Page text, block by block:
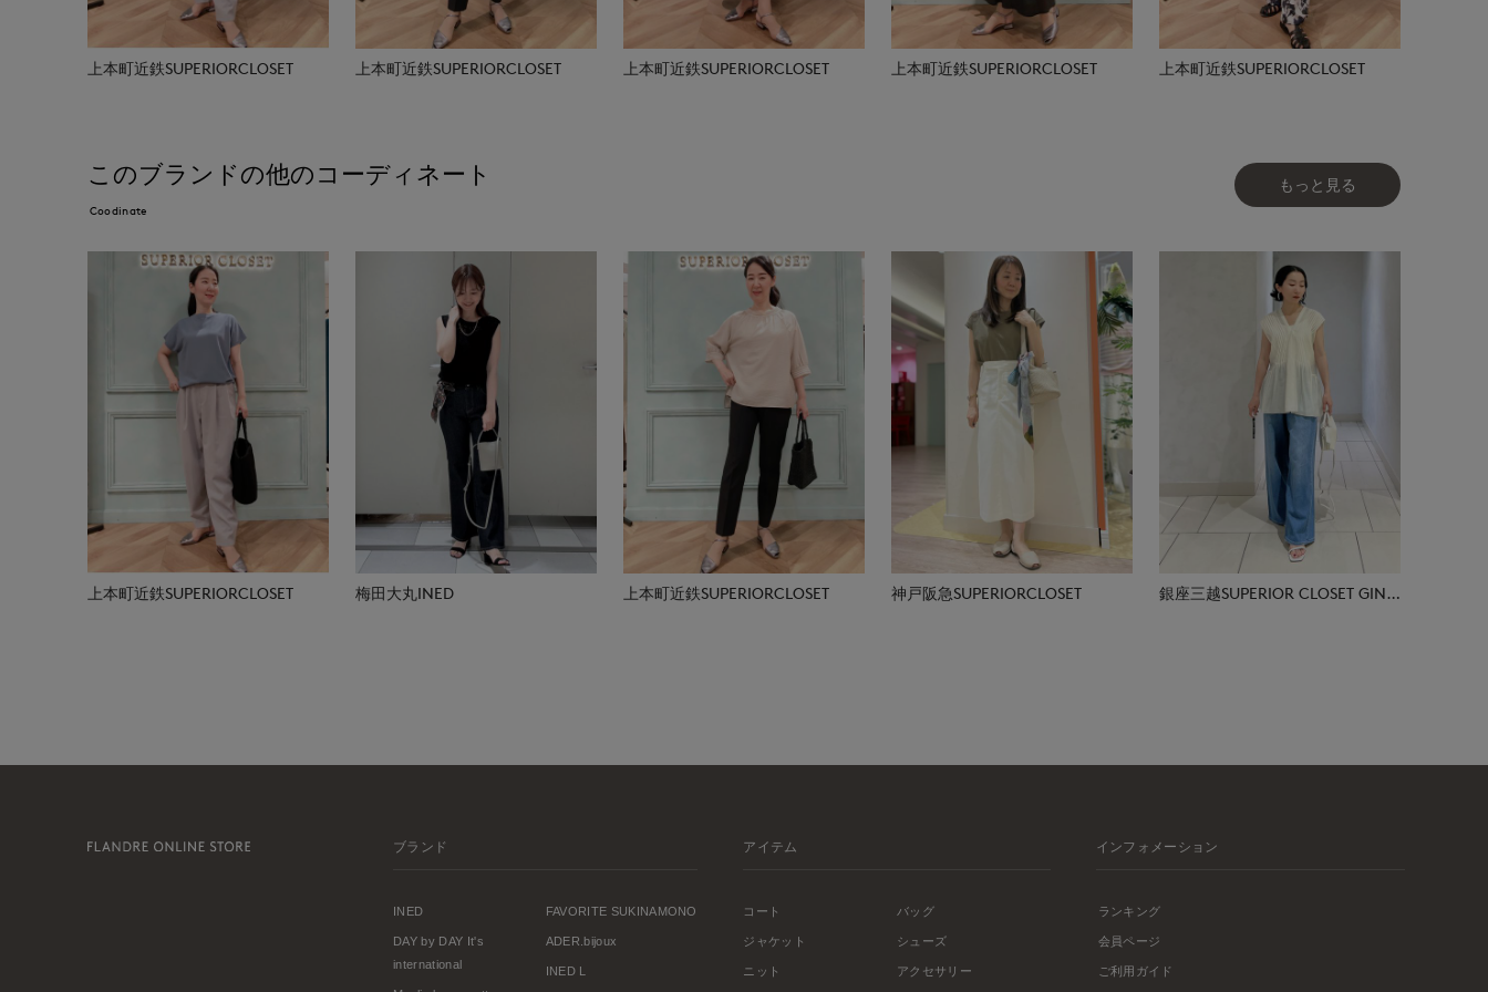
上本町近鉄SUPERIORCLOSET 上本町近鉄SUPERIORCLOSET 上本町近鉄SUPERIORCLOSET 上本町近鉄SUPERIORCLOSET 上本町近鉄SUPERIORCLOSET
このブランドの他のコーディネート
Coodinate
もっと見る
上本町近鉄SUPERIORCLOSET 梅田大丸INED 上本町近鉄SUPERIORCLOSET 神戸阪急SUPERIORCLOSET 銀座三越SUPERIOR CLOSET GINZA
ブランド
INED
DAY by DAY It's
international
FAVORITE SUKINAMONO
ADER.bijoux
INED L
アイテム
コート
ジャケット
ニット
バッグ
シューズ
アクセサリー
インフォメーション
ランキング
会員ページ
ご利用ガイド